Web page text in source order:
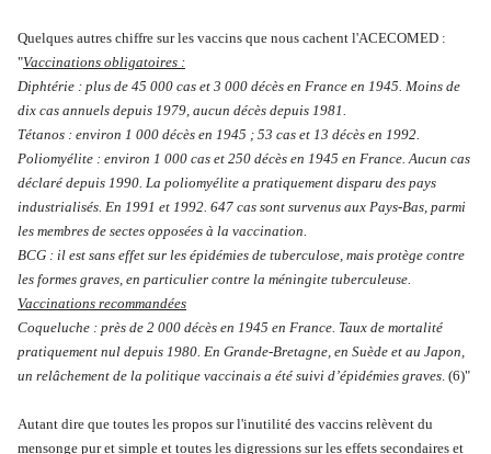
Quelques autres chiffre sur les vaccins que nous cachent l'ACECOMED :
"Vaccinations obligatoires :
Diphtérie : plus de 45 000 cas et 3 000 décès en France en 1945. Moins de
dix cas annuels depuis 1979, aucun décès depuis 1981.
Tétanos : environ 1 000 décès en 1945 ; 53 cas et 13 décès en 1992.
Poliomyélite : environ 1 000 cas et 250 décès en 1945 en France. Aucun cas
déclaré depuis 1990. La poliomyélite a pratiquement disparu des pays
industrialisés. En 1991 et 1992. 647 cas sont survenus aux Pays-Bas, parmi
les membres de sectes opposées à la vaccination.
BCG : il est sans effet sur les épidémies de tuberculose, mais protège contre
les formes graves, en particulier contre la méningite tuberculeuse.
Vaccinations recommandées
Coqueluche : près de 2 000 décès en 1945 en France. Taux de mortalité
pratiquement nul depuis 1980. En Grande-Bretagne, en Suède et au Japon,
un relâchement de la politique vaccinais a été suivi d’épidémies graves. (6)"
Autant dire que toutes les propos sur l'inutilité des vaccins relèvent du
mensonge pur et simple et toutes les digressions sur les effets secondaires et